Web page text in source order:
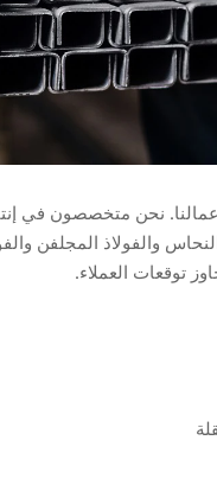
نحن متخصصون في
والفولاذ المجلفن
توقعات العملاء.